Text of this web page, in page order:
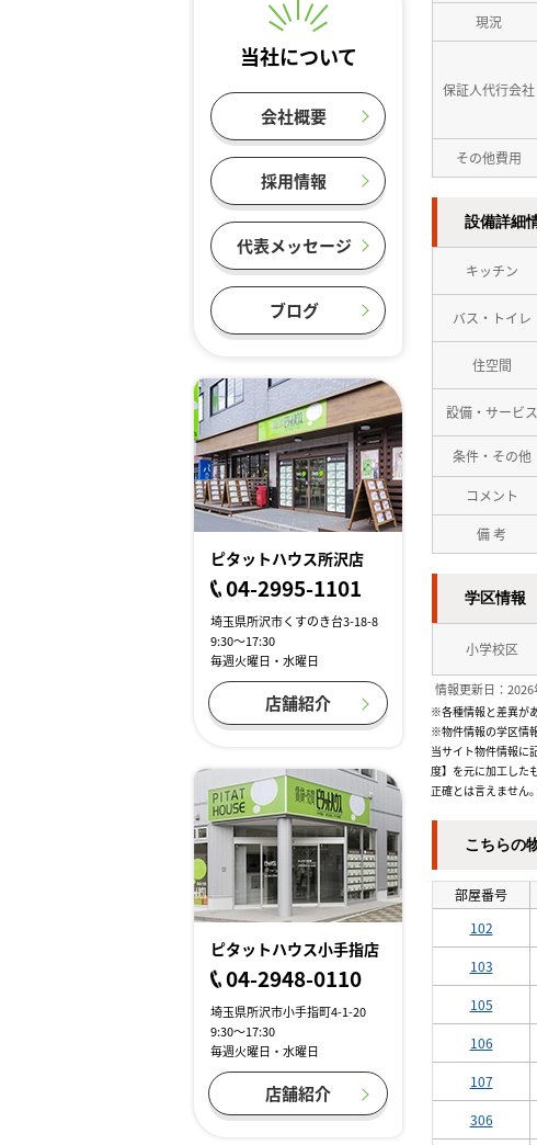
現況
保証人代行会社
その他費用
設備詳細
キッチン
バス・トイレ
住空間
設備・サービス
条件・その他
コメント
備 考
学区情報
小学校区
情報更新日：2026
※各種情報と差異が
※物件情報の学区情
当サイト物件情報に
度】を元に加工した
正確とは言えません
こちらの
部屋番号
102
103
105
106
107
306
当社について
会社概要
採用情報
代表メッセージ
ブログ
ピタットハウス所沢店
04-2995-1101
埼玉県所沢市くすのき台3-18-8
9:30～17:30
毎週火曜日・水曜日
店舗紹介
ピタットハウス小手指店
04-2948-0110
埼玉県所沢市小手指町4-1-20
9:30～17:30
毎週火曜日・水曜日
店舗紹介